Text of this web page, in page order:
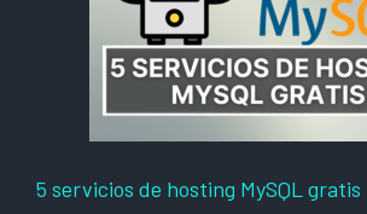
5 servicios de hosting MySQL gratis